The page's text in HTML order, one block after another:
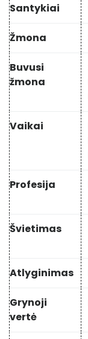
Santykiai
Žmona
Buvusi
žmona
Vaikai
Profesija
Švietimas
Atlyginimas
Grynoji
vertė